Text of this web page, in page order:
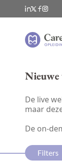
Nieuwe
De live
maar
De on-
Filters